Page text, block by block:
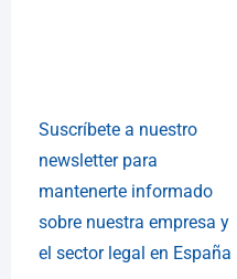
Suscríbete a nuestro
newsletter para
mantenerte informado
sobre nuestra empresa y
el sector legal en España